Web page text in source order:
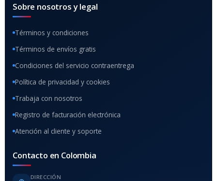
Sobre nosotros y legal
Términos y condiciones
Términos de envíos gratis
Condiciones del servicio contraentrega
Política de privacidad y cookies
Trabaja con nosotros
Registro de facturación electrónica
Atención al cliente y soporte
Contacto en Colombia
DIRECCIÓN